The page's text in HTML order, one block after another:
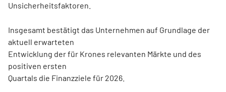
Unsicherheitsfaktoren.
Insgesamt bestätigt das Unternehmen auf Grundlage der
aktuell erwarteten
Entwicklung der für Krones relevanten Märkte und des
positiven ersten
Quartals die Finanzziele für 2026.